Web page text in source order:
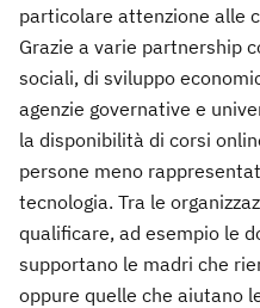
particolare attenzione alle
Grazie a varie partnership
sociali, di sviluppo
agenzie governative e
la disponibilità di corsi
persone meno
tecnologia. Tra le
qualificare, ad esempio le
supportano le madri che
oppure quelle che aiutano